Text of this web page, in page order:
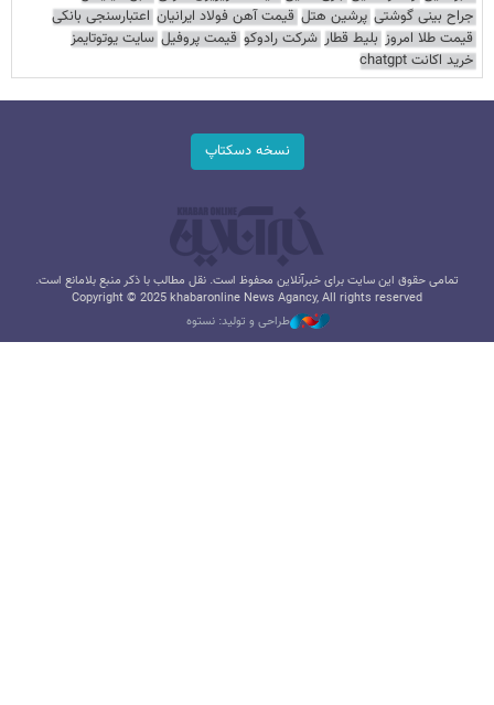
جراح بینی گوشتی پرشین هتل قیمت آهن فولاد ایرانیان اعتبارسنجی بانکی
قیمت طلا امروز بلیط قطار شرکت رادوکو قیمت پروفیل سایت یوتوتایمز
خرید اکانت chatgpt
نسخه دسکتاپ
تمامی حقوق این سایت برای خبرآنلاین محفوظ است. نقل مطالب با ذکر منبع بلامانع است.
Copyright © 2025 khabaronline News Agancy, All rights reserved
طراحی و تولید: نستوه